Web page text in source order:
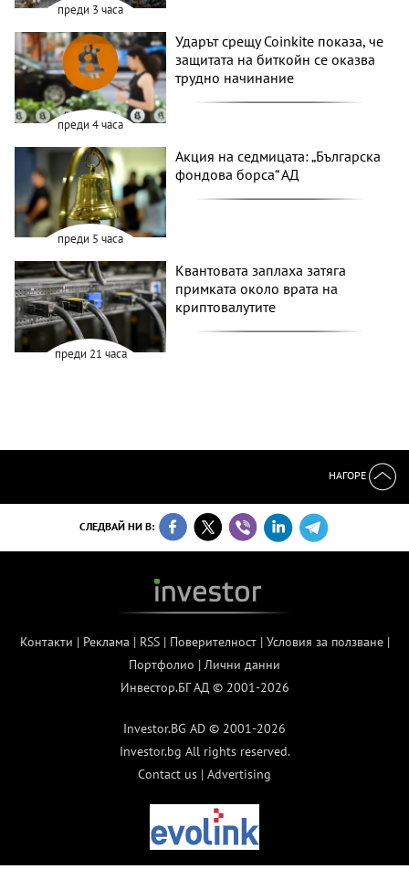
преди 3 часа
преди 4 часа
Ударът срещу Coinkite показа, че
защитата на биткойн се оказва
трудно начинание
преди 5 часа
Акция на седмицата: „Българска
фондова борса“ АД
преди 21 часа
Квантовата заплаха затяга
примката около врата на
криптовалутите
НАГОРЕ
СЛЕДВАЙ НИ В:
Контакти | Реклама | RSS| Поверителност| Условия за ползване|
Портфолио | Лични данни
Инвестор.БГ АД © 2001-2026
Investor.BG AD © 2001-2026
Investor.bg All rights reserved.
Contact us | Advertising